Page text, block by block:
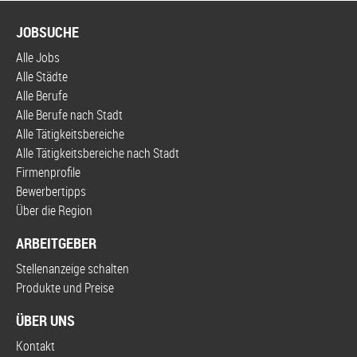
JOBSUCHE
Alle Jobs
Alle Städte
Alle Berufe
Alle Berufe nach Stadt
Alle Tätigkeitsbereiche
Alle Tätigkeitsbereiche nach Stadt
Firmenprofile
Bewerbertipps
Über die Region
ARBEITGEBER
Stellenanzeige schalten
Produkte und Preise
ÜBER UNS
Kontakt